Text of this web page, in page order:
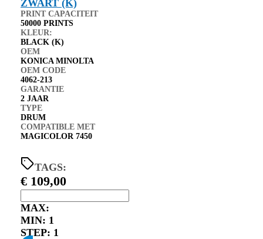
PRINT CAPACITEIT
50000 PRINTS
KLEUR:
BLACK (K)
OEM
KONICA MINOLTA
OEM CODE
4062-213
GARANTIE
2 JAAR
TYPE
DRUM
COMPATIBLE MET
MAGICOLOR 7450
TAGS:
€ 109,00
MAX:
MIN: 1
STEP: 1